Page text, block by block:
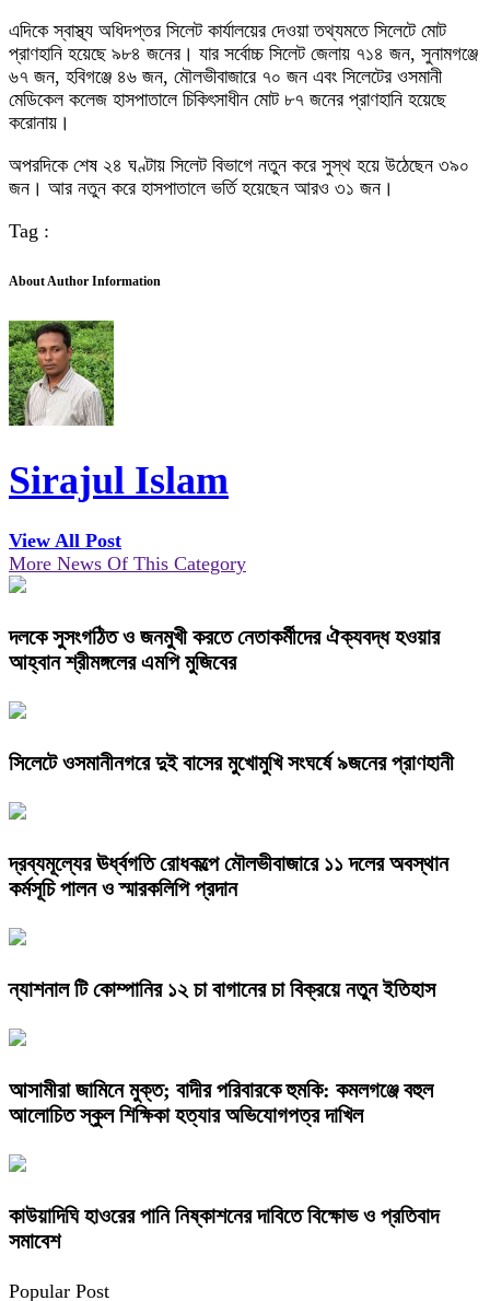
এদিকে স্বাস্থ্য অধিদপ্তর সিলেট কার্যালয়ের দেওয়া তথ্যমতে সিলেটে মোট
প্রাণহানি হয়েছে ৯৮৪ জনের। যার সর্বোচ্চ সিলেট জেলায় ৭১৪ জন, সুনামগঞ্জে
৬৭ জন, হবিগঞ্জে ৪৬ জন, মৌলভীবাজারে ৭০ জন এবং সিলেটের ওসমানী
মেডিকেল কলেজ হাসপাতালে চিকিৎসাধীন মোট ৮৭ জনের প্রাণহানি হয়েছে
করোনায়।
অপরদিকে শেষ ২৪ ঘণ্টায় সিলেট বিভাগে নতুন করে সুস্থ হয়ে উঠেছেন ৩৯০
জন। আর নতুন করে হাসপাতালে ভর্তি হয়েছেন আরও ৩১ জন।
Tag :
About Author Information
Sirajul Islam
View All Post
More News Of This Category
দলকে সুসংগঠিত ও জনমুখী করতে নেতাকর্মীদের ঐক্যবদ্ধ হওয়ার
আহ্বান শ্রীমঙ্গলের এমপি মুজিবের
সিলেটে ওসমানীনগরে দুই বাসের মুখোমুখি সংঘর্ষে ৯জনের প্রাণহানী
দ্রব্যমূল্যের ঊর্ধ্বগতি রোধকল্পে মৌলভীবাজারে ১১ দলের অবস্থান
কর্মসূচি পালন ও স্মারকলিপি প্রদান
ন্যাশনাল টি কোম্পানির ১২ চা বাগানের চা বিক্রয়ে নতুন ইতিহাস
আসামীরা জামিনে মুক্ত; বাদীর পরিবারকে হুমকি: কমলগঞ্জে বহুল
আলোচিত স্কুল শিক্ষিকা হত্যার অভিযোগপত্র দাখিল
কাউয়াদিঘি হাওরের পানি নিষ্কাশনের দাবিতে বিক্ষোভ ও প্রতিবাদ
সমাবেশ
Popular Post